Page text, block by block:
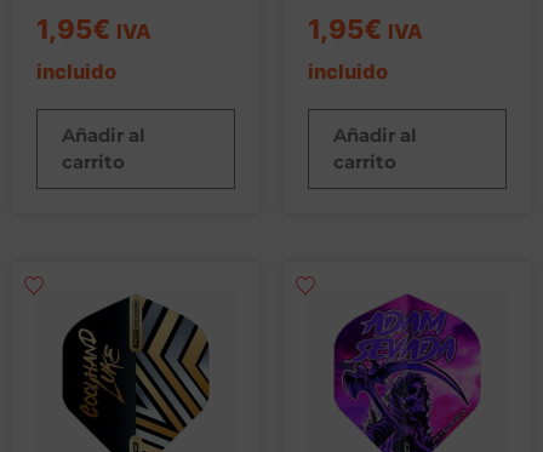
1,95€ IVA
incluido
Añadir al
carrito
1,95€ IVA
incluido
Añadir al
carrito